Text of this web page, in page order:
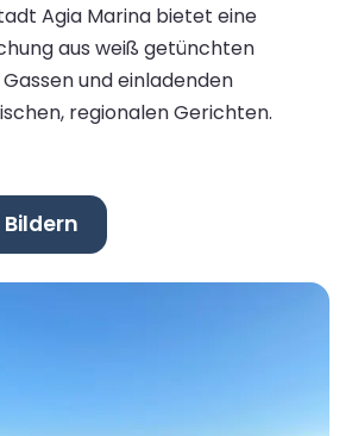
Agia Marina bietet eine
aus weiß getünchten
und einladenden
regionalen Gerichten.
Bildern